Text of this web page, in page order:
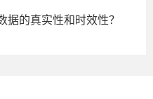
据的真实性和时效性？